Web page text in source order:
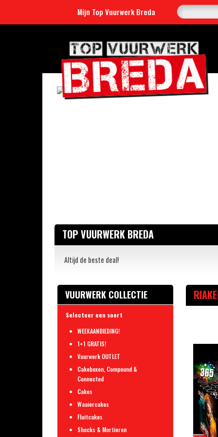
Mijn Top Vuurwerk Breda
TOP VUURWERK BREDA
Altijd de beste deal!
VUURWERK COLLECTIE
Selecteer een soort
WEEKAANBIEDING!
1+1 GRATIS!
Vuurwerk OUTLET
Cakeboxen, Compound &
Connected
Cakes
Waaiercakes
Fluitcakes
Shocks & Mortieren